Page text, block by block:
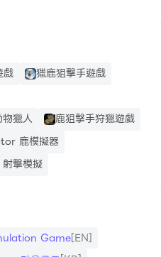
戲
獵鹿狙擊手遊戲
獵人
鹿狙擊手狩獵遊戲
鹿模擬器
擊模擬
Game[EN]